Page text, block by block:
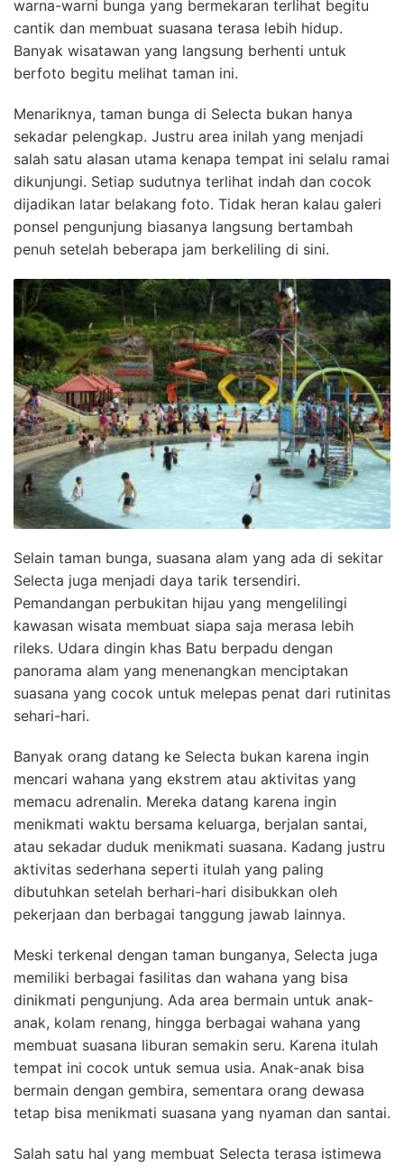
warna-warni bunga yang bermekaran terlihat begitu
cantik dan membuat suasana terasa lebih hidup.
Banyak wisatawan yang langsung berhenti untuk
berfoto begitu melihat taman ini.
Menariknya, taman bunga di Selecta bukan hanya
sekadar pelengkap. Justru area inilah yang menjadi
salah satu alasan utama kenapa tempat ini selalu ramai
dikunjungi. Setiap sudutnya terlihat indah dan cocok
dijadikan latar belakang foto. Tidak heran kalau galeri
ponsel pengunjung biasanya langsung bertambah
penuh setelah beberapa jam berkeliling di sini.
Selain taman bunga, suasana alam yang ada di sekitar
Selecta juga menjadi daya tarik tersendiri.
Pemandangan perbukitan hijau yang mengelilingi
kawasan wisata membuat siapa saja merasa lebih
rileks. Udara dingin khas Batu berpadu dengan
panorama alam yang menenangkan menciptakan
suasana yang cocok untuk melepas penat dari rutinitas
sehari-hari.
Banyak orang datang ke Selecta bukan karena ingin
mencari wahana yang ekstrem atau aktivitas yang
memacu adrenalin. Mereka datang karena ingin
menikmati waktu bersama keluarga, berjalan santai,
atau sekadar duduk menikmati suasana. Kadang justru
aktivitas sederhana seperti itulah yang paling
dibutuhkan setelah berhari-hari disibukkan oleh
pekerjaan dan berbagai tanggung jawab lainnya.
Meski terkenal dengan taman bunganya, Selecta juga
memiliki berbagai fasilitas dan wahana yang bisa
dinikmati pengunjung. Ada area bermain untuk anak-
anak, kolam renang, hingga berbagai wahana yang
membuat suasana liburan semakin seru. Karena itulah
tempat ini cocok untuk semua usia. Anak-anak bisa
bermain dengan gembira, sementara orang dewasa
tetap bisa menikmati suasana yang nyaman dan santai.
Salah satu hal yang membuat Selecta terasa istimewa